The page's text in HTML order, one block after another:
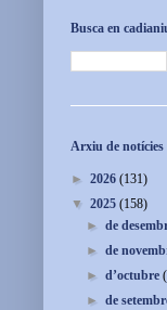
Busca en
Arxiu de notícies
► 2026 (131)
▼ 2025 (158)
►de
►de
►d’octubre
►de